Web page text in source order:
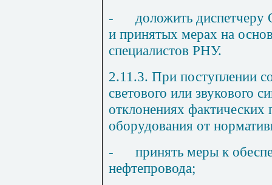
-
доложить
и принятых мерах на
специалистов РНУ.
2.1 1.3. При поступлении
светового или
отклонениях фактических
оборудования от
-
принять меры к
нефтепровода;